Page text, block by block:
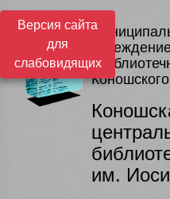
Версия сайта
для
слабовидящих
им.